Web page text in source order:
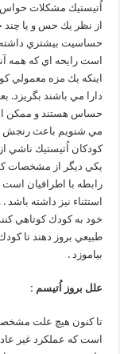
اُتيستيك مشكلات
از نظر يك حس و يا چند
حساسيت بيشتري داشته
است رايحه اي كه همه
اينكه يك مزه معمولي
دارا مي باشند بگريزد.
حساس هستند و ممكن
مي شنويم باعث رنجش
كودكان اُتيستيك ناشي
يكي ديگر از مشخصات
رابطه با اطرافيان است
استثناء نيز داشته
خود به كودك كوتاهي
طبيعي بروز دهند تا
بياموزد .
علل بروز اُتيسم :
تا كنون هيچ علت
است كه عملكرد غير